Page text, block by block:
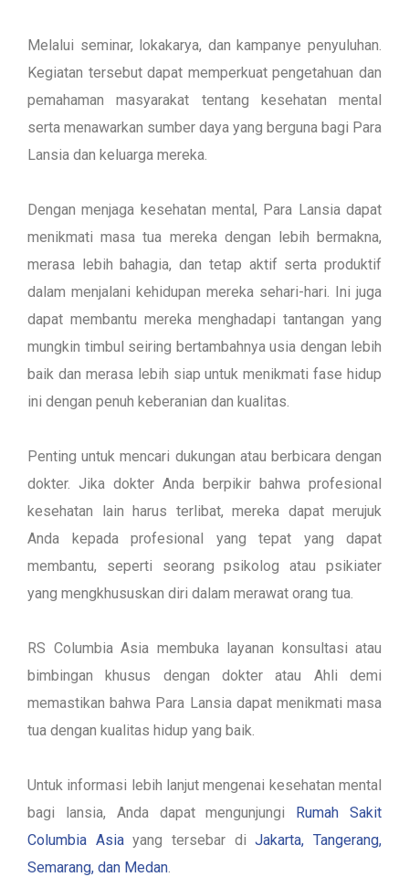
Melalui seminar, lokakarya, dan kampanye penyuluhan.
Kegiatan tersebut dapat memperkuat pengetahuan dan
pemahaman masyarakat tentang kesehatan mental
serta menawarkan sumber daya yang berguna bagi Para
Lansia dan keluarga mereka.
Dengan menjaga kesehatan mental, Para Lansia dapat
menikmati masa tua mereka dengan lebih bermakna,
merasa lebih bahagia, dan tetap aktif serta produktif
dalam menjalani kehidupan mereka sehari-hari. Ini juga
dapat membantu mereka menghadapi tantangan yang
mungkin timbul seiring bertambahnya usia dengan lebih
baik dan merasa lebih siap untuk menikmati fase hidup
ini dengan penuh keberanian dan kualitas.
Penting untuk mencari dukungan atau berbicara dengan
dokter. Jika dokter Anda berpikir bahwa profesional
kesehatan lain harus terlibat, mereka dapat merujuk
Anda kepada profesional yang tepat yang dapat
membantu, seperti seorang psikolog atau psikiater
yang mengkhususkan diri dalam merawat orang tua.
RS Columbia Asia membuka layanan konsultasi atau
bimbingan khusus dengan dokter atau Ahli demi
memastikan bahwa Para Lansia dapat menikmati masa
tua dengan kualitas hidup yang baik.
Untuk informasi lebih lanjut mengenai kesehatan mental
bagi lansia, Anda dapat mengunjungi Rumah Sakit
Columbia Asiayang tersebar diJakarta, Tangerang,
Semarang, dan Medan.